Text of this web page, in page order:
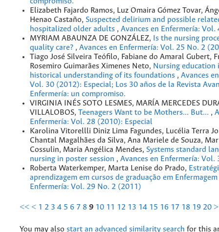
Elizabeth Fajardo Ramos, Luz Omaira Gómez Tovar,
Henao Castaño, Suspected delirium and possible
hospitalized older adults , Avances en Enfermería:
MYRIAM ABAUNZA DE GONZÁLEZ, Is the nursing
quality care? , Avances en Enfermería: Vol. 25 No. 2
Tiago José Silveira Teófilo, Fabiane do Amaral Gubert,
Rosemiro Guimarães Ximenes Neto, Nursing education
historical understanding of its foundations , Avances
Vol. 30 (2012): Especial; Los 30 años de la Revista
Enfermería: un compromiso.
VIRGINIA INÉS SOTO LESMES, MARÍA MERCEDES
VILLALOBOS, Teenagers Want to be Mothers... But... ,
Enfermería: Vol. 28 (2010): Especial
Karolina Vitorellli Diniz Lima Fagundes, Lucélia Terra
Chantal Magalhães da Silva, Ana Mariele de Souza,
Cossulin, Maria Angélica Mendes, Systems standard
nursing in poster session , Avances en Enfermería:
Roberta Waterkemper, Marta Lenise do Prado,
aprendizagem em cursos de graduação em Enfermagem
Enfermería: Vol. 29 No. 2 (2011)
<< < 1 2 3 4 5 6 7 8 9 10 11 12 13 14 15 16 17 18 19 20 >
You may also start an advanced similarity search for this